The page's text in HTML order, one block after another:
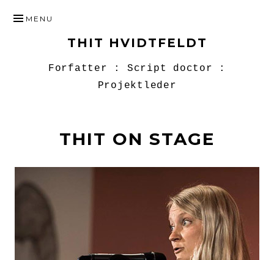
TO
CONTENTTHIT HVIDTFELDT
Forfatter : Script doctor :
Projektleder
MENU
THIT ON STAGE